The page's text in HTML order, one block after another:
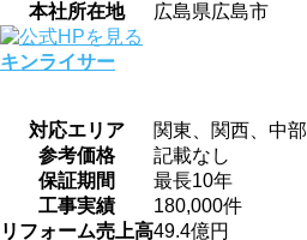
本社所在地
広島県広島市
キンライサー
対応エリア
関東、関西、中部
参考価格
記載なし
保証期間
最長10年
工事実績
180,000件
リフォーム売上高49.4億円